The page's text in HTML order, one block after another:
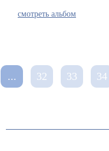
смотреть альбом
... 32 33 34